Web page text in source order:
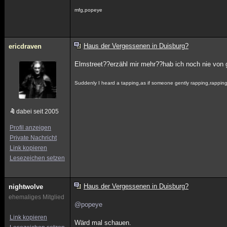
mfg,popeye
ericdraven
dabei seit 2005
Profil anzeigen
Private Nachricht
Link kopieren
Lesezeichen setzen
Haus der Vergessenen in Duisburg?
Elmstreet??erzähl mir mehr??hab ich noch nie von
Suddenly I heard a tapping,as if someone gently
nightwolve
ehemaliges Mitglied
Link kopieren
Haus der Vergessenen in Duisburg?
@popeye
Wärd mal schauen.